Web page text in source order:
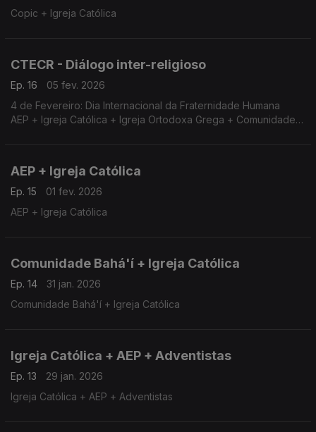
Copic + Igreja Católica
CTECR - Diálogo inter-religioso
Ep. 16
05 fev. 2026
4 de Fevereiro: Dia Internacional da Fraternidade Humana
AEP + Igreja Católica + Igreja Ortodoxa Grega + Comunidade
AEP + Igreja Católica
Ep. 15
01 fev. 2026
AEP + Igreja Católica
Comunidade Bahá'í + Igreja Católica
Ep. 14
31 jan. 2026
Comunidade Bahá'í + Igreja Católica
Igreja Católica + AEP + Adventistas
Ep. 13
29 jan. 2026
Igreja Católica + AEP + Adventistas